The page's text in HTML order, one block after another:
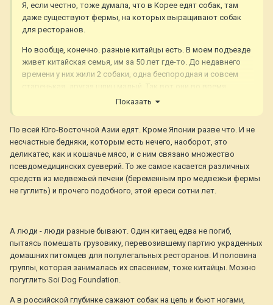
Я, если честно, тоже думала, что в Корее едят собак, там
даже существуют фермы, на которых выращивают собак
для ресторанов.
Но вообще, конечно. разные китайцы есть. В моем подъезде
живет китайская семья, им за 50 лет где-то. До недавнего
времени у них жили 2 собаки, одна беспородная и совсем
старенькая, другая шпиц малый. Так вот они во время
прогулки старенькую собаку постоянно поддерживали,
Показать
По всей Юго-Восточной Азии едят. Кроме Японии разве что. И не
несчастные бедняки, которым есть нечего, наоборот, это
деликатес, как и кошачье мясо, и с ним связано множество
псевдомедицинских суеверий. То же самое касается различных
средств из медвежьей печени (беременным про медвежьи фермы
не гуглить) и прочего подобного, этой ереси сотни лет.
А люди - люди разные бывают. Один китаец едва не погиб,
пытаясь помешать грузовику, перевозившему партию украденных
домашних питомцев для полулегальных ресторанов. И половина
группы, которая занималась их спасением, тоже китайцы. Можно
погуглить Soi Dog Foundation.
А в российской глубинке сажают собак на цепь и бьют ногами,